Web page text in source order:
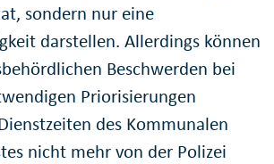
sondern nur eine
darstellen. Allerdings können
Beschwerden bei
Priorisierungen
des Kommunalen
nicht mehr von der Polizei